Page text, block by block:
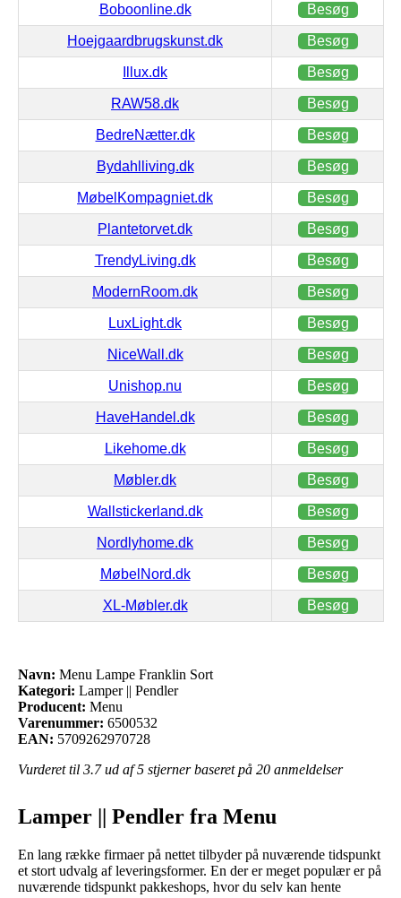
Boboonline.dk Besøg
Hoejgaardbrugskunst.dk Besøg
Illux.dk Besøg
RAW58.dk Besøg
BedreNætter.dk Besøg
Bydahlliving.dk Besøg
MøbelKompagniet.dk Besøg
Plantetorvet.dk Besøg
TrendyLiving.dk Besøg
ModernRoom.dk Besøg
LuxLight.dk Besøg
NiceWall.dk Besøg
Unishop.nu Besøg
HaveHandel.dk Besøg
Likehome.dk Besøg
Møbler.dk Besøg
Wallstickerland.dk Besøg
Nordlyhome.dk Besøg
MøbelNord.dk Besøg
XL-Møbler.dk Besøg
Navn: Menu Lampe Franklin Sort
Kategori: Lamper || Pendler
Producent: Menu
Varenummer: 6500532
EAN: 5709262970728
Vurderet til 3.7ud af 5 stjerner baseret på 20 anmeldelser
Lamper || Pendler fra Menu
En lang række firmaer på nettet tilbyder på nuværende tidspunkt
et stort udvalg af leveringsformer. En der er meget populær er på
nuværende tidspunkt pakkeshops, hvor du selv kan hente